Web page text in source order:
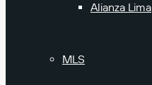
Alianza Lima
MLS